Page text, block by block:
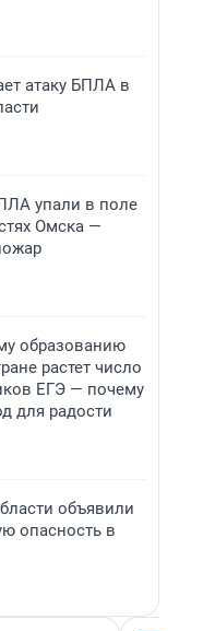
атаку БПЛА в
упали в поле
Омска —
образованию
растет число
ЕГЭ — почему
для радости
объявили
опасность в